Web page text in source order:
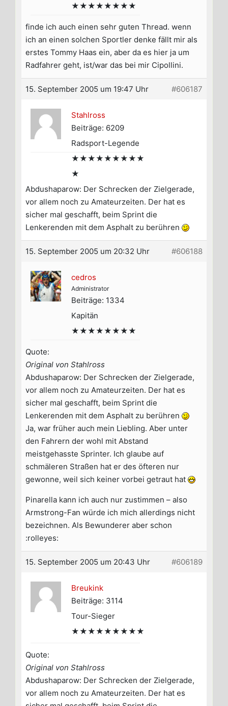
★★★★★★★★
finde ich auch einen sehr guten Thread. wenn
ich an einen solchen Sportler denke fällt mir als
erstes Tommy Haas ein, aber da es hier ja um
Radfahrer geht, ist/war das bei mir Cipollini.
15. September 2005 um 19:47 Uhr #606187
Stahlross
Beiträge: 6209
Radsport-Legende
★★★★★★★★★
★
Abdushaparow: Der Schrecken der Zielgerade,
vor allem noch zu Amateurzeiten. Der hat es
sicher mal geschafft, beim Sprint die
Lenkerenden mit dem Asphalt zu berühren
15. September 2005 um 20:32 Uhr #606188
cedros
Administrator
Beiträge: 1334
Kapitän
★★★★★★★★
Quote:
Original von Stahlross
Abdushaparow: Der Schrecken der Zielgerade,
vor allem noch zu Amateurzeiten. Der hat es
sicher mal geschafft, beim Sprint die
Lenkerenden mit dem Asphalt zu berühren
Ja, war früher auch mein Liebling. Aber unter
den Fahrern der wohl mit Abstand
meistgehasste Sprinter. Ich glaube auf
schmäleren Straßen hat er des öfteren nur
gewonne, weil sich keiner vorbei getraut hat
Pinarella kann ich auch nur zustimmen – also
Armstrong-Fan würde ich mich allerdings nicht
bezeichnen. Als Bewunderer aber schon
:rolleyes:
15. September 2005 um 20:43 Uhr #606189
Breukink
Beiträge: 3114
Tour-Sieger
★★★★★★★★★
Quote:
Original von Stahlross
Abdushaparow: Der Schrecken der Zielgerade,
vor allem noch zu Amateurzeiten. Der hat es